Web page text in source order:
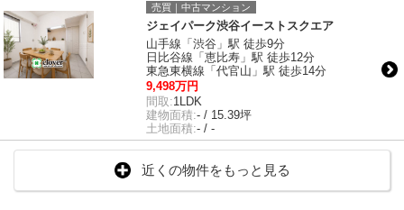
売買｜中古マンション
ジェイパーク渋谷イーストスクエア
山手線「渋谷」駅 徒歩9分
日比谷線「恵比寿」駅 徒歩12分
東急東横線「代官山」駅 徒歩14分
9,498万円
間取:1LDK
建物面積:- / 15.39坪
土地面積:- / -
近くの物件をもっと見る